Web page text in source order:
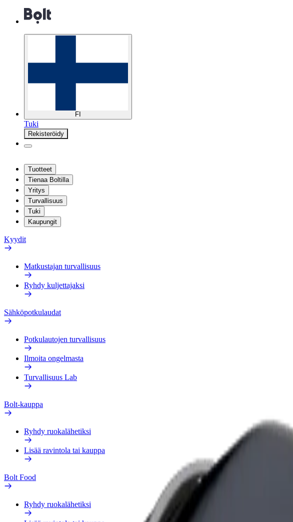
FI
Tuki
Rekisteröidy
Tuotteet
Tienaa Boltilla
Yritys
Turvallisuus
Tuki
Kaupungit
Kyydit
Matkustajan turvallisuus
Ryhdy kuljettajaksi
Sähköpotkulaudat
Potkulautojen turvallisuus
Ilmoita ongelmasta
Turvallisuus Lab
Bolt-kauppa
Ryhdy ruokalähetiksi
Lisää ravintola tai kauppa
Bolt Food
Ryhdy ruokalähetiksi